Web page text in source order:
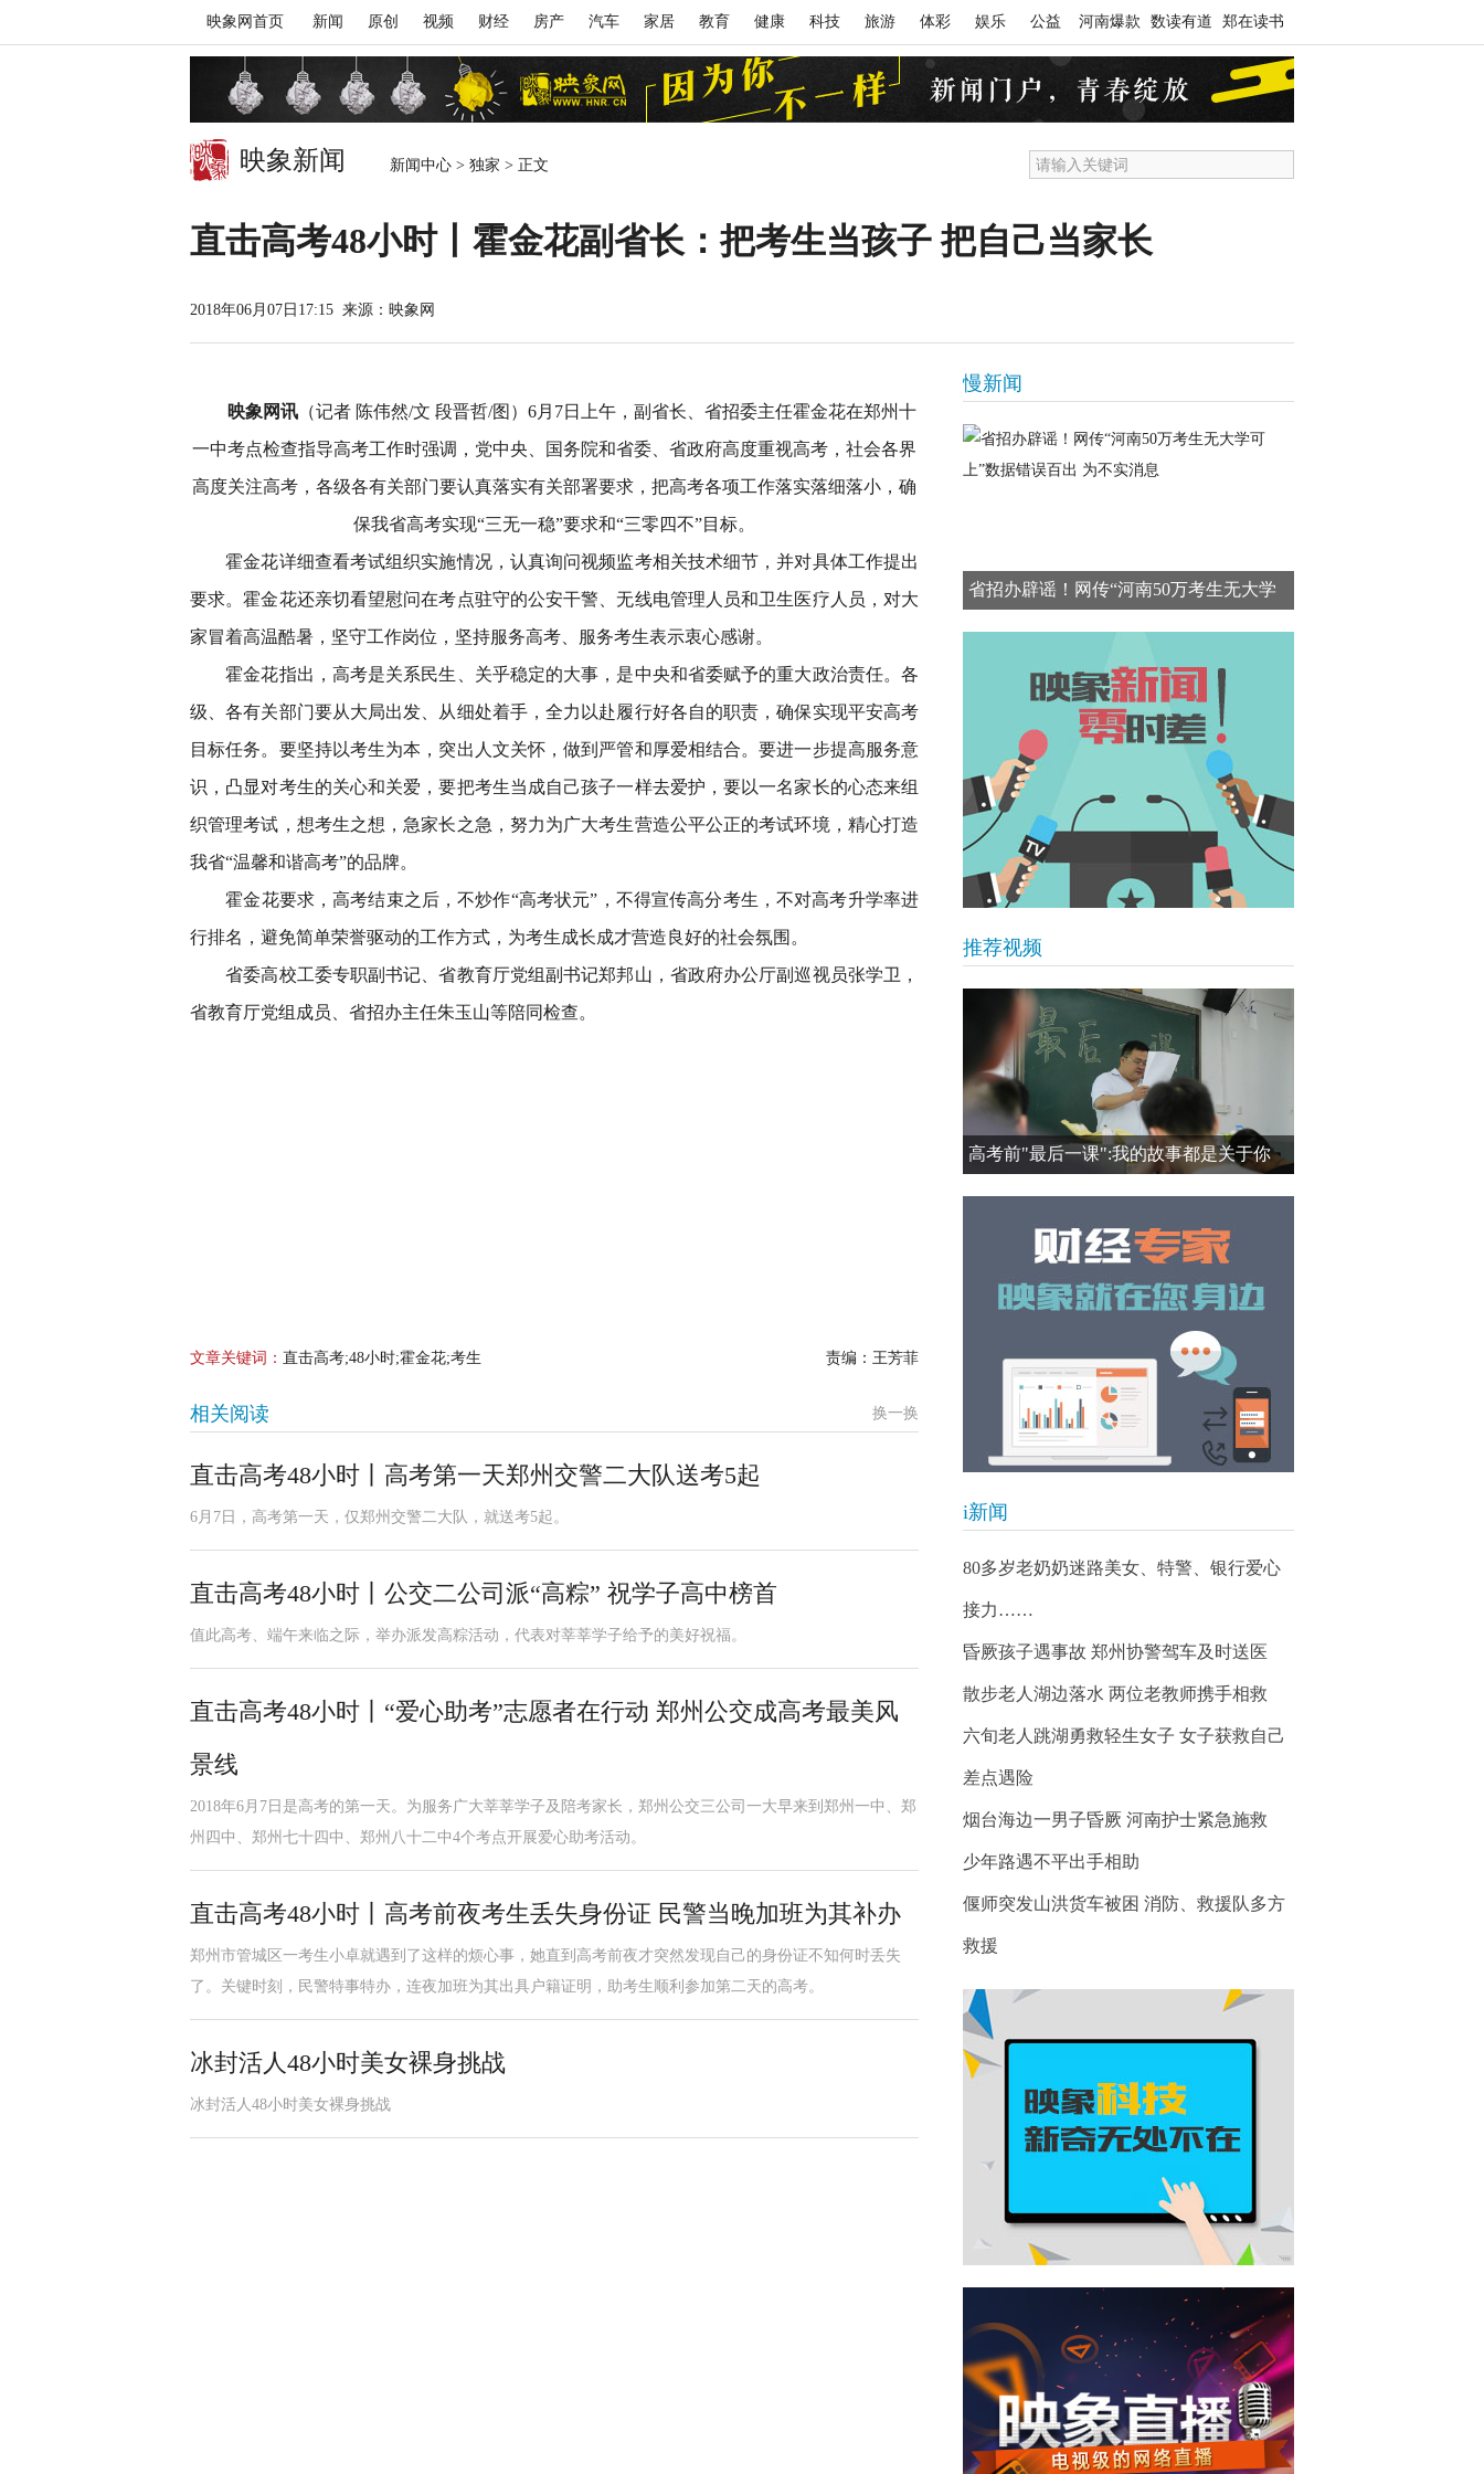
映象网首页 新闻 原创 视频 财经 房产 汽车 家居 教育 健康 科技 旅游 体彩 娱乐 公益 河南爆款 数读有道 郑在读书
映象新闻 新闻中心 > 独家 > 正文
直击高考48小时丨霍金花副省长：把考生当孩子 把自己当家长
2018年06月07日17:15 来源：映象网
映象网讯 （记者 陈伟然/文 段晋哲/图）6月7日上午，副省长、省招委主任霍金花在郑州十
一中考点检查指导高考工作时强调，党中央、国务院和省委、省政府高度重视高考，社会各界
高度关注高考，各级各有关部门要认真落实有关部署要求，把高考各项工作落实落细落小，确
保我省高考实现“三无一稳”要求和“三零四不”目标。
霍金花详细查看考试组织实施情况，认真询问视频监考相关技术细节，并对具体工作提出
要求。霍金花还亲切看望慰问在考点驻守的公安干警、无线电管理人员和卫生医疗人员，对大
家冒着高温酷暑，坚守工作岗位，坚持服务高考、服务考生表示衷心感谢。
霍金花指出，高考是关系民生、关乎稳定的大事，是中央和省委赋予的重大政治责任。各
级、各有关部门要从大局出发、从细处着手，全力以赴履行好各自的职责，确保实现平安高考
目标任务。要坚持以考生为本，突出人文关怀，做到严管和厚爱相结合。要进一步提高服务意
识，凸显对考生的关心和关爱，要把考生当成自己孩子一样去爱护，要以一名家长的心态来组
织管理考试，想考生之想，急家长之急，努力为广大考生营造公平公正的考试环境，精心打造
我省“温馨和谐高考”的品牌。
霍金花要求，高考结束之后，不炒作“高考状元”，不得宣传高分考生，不对高考升学率进
行排名，避免简单荣誉驱动的工作方式，为考生成长成才营造良好的社会氛围。
省委高校工委专职副书记、省教育厅党组副书记郑邦山，省政府办公厅副巡视员张学卫，
省教育厅党组成员、省招办主任朱玉山等陪同检查。
文章关键词： 直击高考;48小时;霍金花;考生 责编：王芳菲
相关阅读 换一换
直击高考48小时丨高考第一天郑州交警二大队送考5起
6月7日，高考第一天，仅郑州交警二大队，就送考5起。
直击高考48小时丨公交二公司派“高粽” 祝学子高中榜首
值此高考、端午来临之际，举办派发高粽活动，代表对莘莘学子给予的美好祝福。
直击高考48小时丨“爱心助考”志愿者在行动 郑州公交成高考最美风
景线
2018年6月7日是高考的第一天。为服务广大莘莘学子及陪考家长，郑州公交三公司一大早来到郑州一中、郑
州四中、郑州七十四中、郑州八十二中4个考点开展爱心助考活动。
直击高考48小时丨高考前夜考生丢失身份证 民警当晚加班为其补办
郑州市管城区一考生小卓就遇到了这样的烦心事，她直到高考前夜才突然发现自己的身份证不知何时丢失
了。关键时刻，民警特事特办，连夜加班为其出具户籍证明，助考生顺利参加第二天的高考。
冰封活人48小时美女裸身挑战
冰封活人48小时美女裸身挑战
慢新闻
省招办辟谣！网传“河南50万考生无大学
推荐视频
高考前"最后一课":我的故事都是关于你
i新闻
80多岁老奶奶迷路美女、特警、银行爱心
接力……
昏厥孩子遇事故 郑州协警驾车及时送医
散步老人湖边落水 两位老教师携手相救
六旬老人跳湖勇救轻生女子 女子获救自己
差点遇险
烟台海边一男子昏厥 河南护士紧急施救
少年路遇不平出手相助
偃师突发山洪货车被困 消防、救援队多方
救援